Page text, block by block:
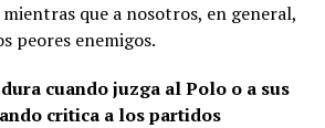
que a nosotros, en general,
peores enemigos.
cuando juzga al Polo o a sus
critica a los partidos